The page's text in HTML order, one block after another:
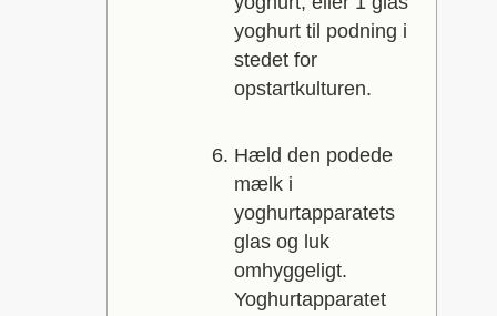
yoghurt til podning i
stedet for
opstartkulturen.
Hæld den podede
mælk i
yoghurtapparatets
glas og luk
omhyggeligt.
Yoghurtapparatet